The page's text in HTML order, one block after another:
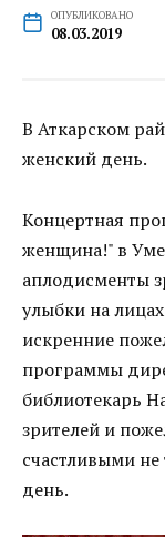
ОПУБЛИКОВАНО
08.03.2019
В Аткарском
женский день.
Концертная
женщина!" в
аплодисменты
улыбки на
искренние
программы
библиотекарь
зрителей и
счастливыми
день.